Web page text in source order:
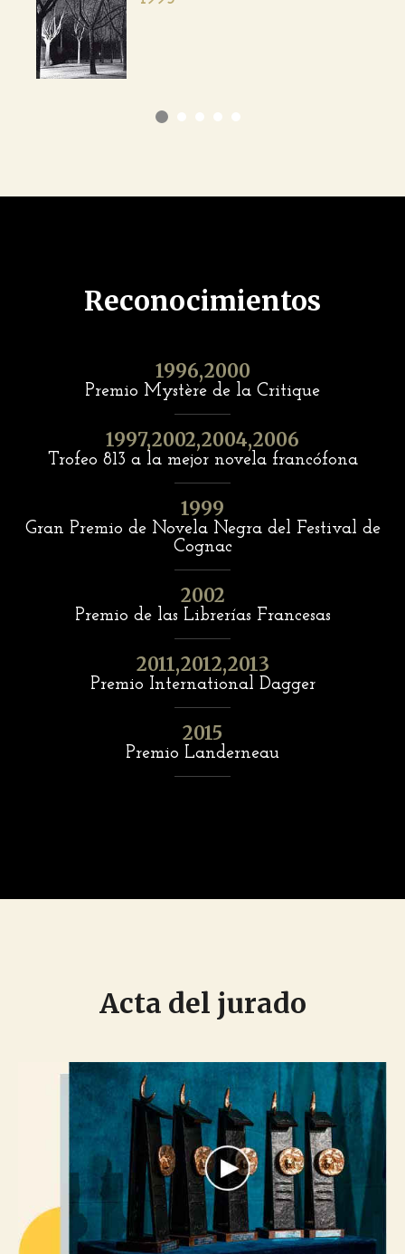
Reconocimientos
1996,2000
Premio Mystère de la Critique
1997,2002,2004,2006
Trofeo 813 a la mejor novela francófona
1999
Gran Premio de Novela Negra del Festival de
Cognac
2002
Premio de las Librerías Francesas
2011,2012,2013
Premio International Dagger
2015
Premio Landerneau
Acta del jurado